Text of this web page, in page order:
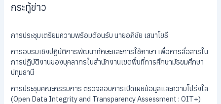
กระทู้ข่าว
การประชุมเตรียมความพร้อมต้อนรับ นายอภิชัย เสนาโยธี
การอบรมเชิงปฏิบัติการพัฒนาทักษะและการใช้ภาษา เพื่อการสื่อสารใน
การปฏิบัติงานของบุคลากรในสำนักงานเขตพื้นที่การศึกษามัธยมศึกษา
ปทุมธานี
การประชุมคณะกรรมการ ตรวจสอบการเปิดเผยข้อมูลและความโปร่งใส
(Open Data Integrity and Transparency Assessment : OIT+)